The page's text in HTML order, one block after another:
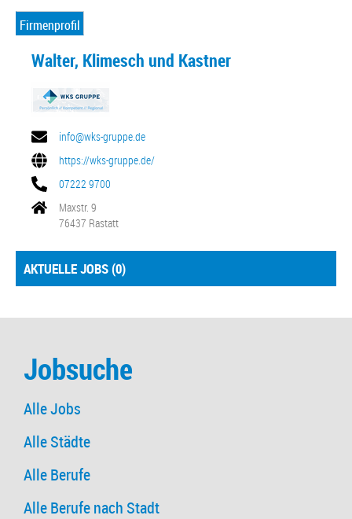
Firmenprofil
Walter, Klimesch und Kastner
info@wks-gruppe.de
https://wks-gruppe.de/
07222 9700
Maxstr. 9
76437 Rastatt
AKTUELLE JOBS (0)
Jobsuche
Alle Jobs
Alle Städte
Alle Berufe
Alle Berufe nach Stadt